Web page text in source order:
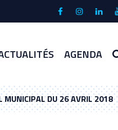
Lien
compte
Facebook
Lien
compte
Instagram
Lien
AGENDA
MUNICIPAL DU 26 AVRIL 2018